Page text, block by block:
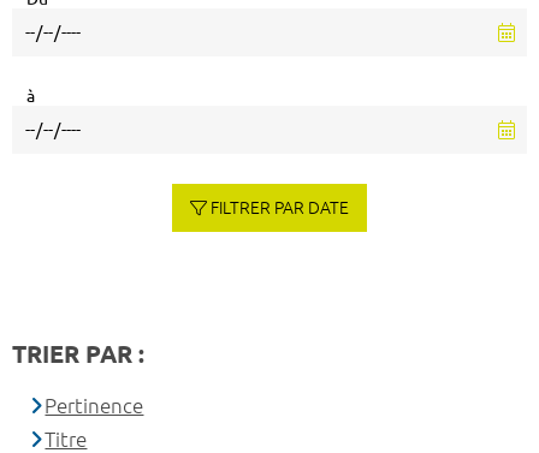
à
FILTRER PAR DATE
TRIER PAR :
Pertinence
Titre